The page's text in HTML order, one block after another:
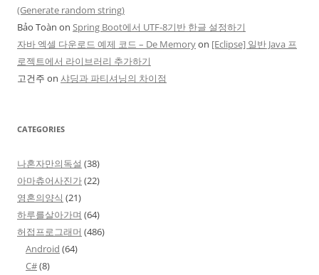
(Generate random string)
Bảo Toàn on Spring Boot에서 UTF-8기반 한글 설정하기
자바 엑셀 다운로드 예제 코드 – De Memoryon [Eclipse] 일반 Java 프
로젝트에서 라이브러리 추가하기
고건주 on 샤딩과 파티셔닝의 차이점
CATEGORIES
나혼자만의독설 (38)
아마츄어사진가(22)
영혼의양식 (21)
하루를살아가며 (64)
허접프로그래머 (486)
Android (64)
C#(8)